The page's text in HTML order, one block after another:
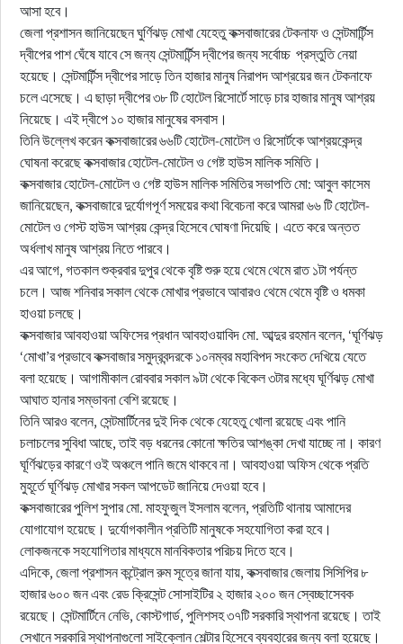
আসা হবে।
জেলা প্রশাসন জানিয়েছেন ঘুর্ণিঝড় মোখা যেহেতু কক্সবাজারের টেকনাফ ও সেন্টমার্টিন্স
দ্বীপের পাশ ঘেঁষে যাবে সে জন্য সেন্টমার্টিন্স দ্বীপের জন্য সর্বোচ্চ প্রস্তুতি নেয়া
হয়েছে। সেন্টমার্টিন্স দ্বীপের সাড়ে তিন হাজার মানুষ নিরাপদ আশ্রয়ের জন টেকনাফে
চলে এসেছে। এ ছাড়া দ্বীপের ৩৮ টি হোটেল রিসোর্টে সাড়ে চার হাজার মানুষ আশ্রয়
নিয়েছে। এই দ্বীপে ১০ হাজার মানুষের বসবাস।
তিনি উল্লেখ করেন কক্সবাজারের ৬৬টি হোটেল-মোটেল ও রিসোর্টকে আশ্রয়কেন্দ্র
ঘোষনা করেছে কক্সবাজার হোটেল-মোটেল ও গেষ্ট হাউস মালিক সমিতি।
কক্সবাজার হোটেল-মোটেল ও গেষ্ট হাউস মালিক সমিতির সভাপতি মো: আবুল কাসেম
জানিয়েছেন, কক্সবাজারে দুর্যোগপূর্ণ সময়ের কথা বিবেচনা করে আমরা ৬৬ টি হোটেল-
মোটেল ও গেস্ট হাউস আশ্রয় কেন্দ্র হিসেবে ঘোষণা দিয়েছি। এতে করে অন্তত
অর্ধলাখ মানুষ আশ্রয় নিতে পারবে।
এর আগে, গতকাল শুক্রবার দুপুর থেকে বৃষ্টি শুরু হয়ে থেমে থেমে রাত ১টা পর্যন্ত
চলে। আজ শনিবার সকাল থেকে মোখার প্রভাবে আবারও থেমে থেমে বৃষ্টি ও ধমকা
হাওয়া চলছে।
কক্সবাজার আবহাওয়া অফিসের প্রধান আবহাওয়াবিদ মো. আব্দুর রহমান বলেন, ‘ঘূর্ণিঝড়
‘মোখা’র প্রভাবে কক্সবাজার সমুদ্রবন্দরকে ১০নম্বর মহাবিপদ সংকেত দেখিয়ে যেতে
বলা হয়েছে। আগামীকাল রোববার সকাল ৯টা থেকে বিকেল ৩টার মধ্যে ঘূর্ণিঝড় মোখা
আঘাত হানার সম্ভাবনা বেশি রয়েছে।
তিনি আরও বলেন, সেন্টমার্টিনের দুই দিক থেকে যেহেতু খোলা রয়েছে এবং পানি
চলাচলের সুবিধা আছে, তাই বড় ধরনের কোনো ক্ষতির আশঙ্কা দেখা যাচ্ছে না। কারণ
ঘূর্ণিঝড়ের কারণে ওই অঞ্চলে পানি জমে থাকবে না। আবহাওয়া অফিস থেকে প্রতি
মুহূর্তে ঘূর্ণিঝড় মোখার সকল আপডেট জানিয়ে দেওয়া হবে।
কক্সবাজারের পুলিশ সুপার মো. মাহফুজুল ইসলাম বলেন, প্রতিটি থানায় আমাদের
যোগাযোগ হয়েছে। দুর্যোগকালীন প্রতিটি মানুষকে সহযোগিতা করা হবে।
লোকজনকে সহযোগিতার মাধ্যমে মানবিকতার পরিচয় দিতে হবে।
এদিকে, জেলা প্রশাসন কন্ট্রোল রুম সূত্রে জানা যায়, কক্সবাজার জেলায় সিসিপির ৮
হাজার ৬০০ জন এবং রেড ক্রিসেন্ট সোসাইটির ২ হাজার ২০০ জন স্বেচ্ছাসেবক
রয়েছে। সেন্টমার্টিনে নেভি, কোস্টগার্ড, পুলিশসহ ৩৭টি সরকারি স্থাপনা রয়েছে। তাই
সেখানে সরকারি স্থাপনাগুলো সাইক্লোন শেল্টার হিসেবে ব্যবহারের জন্য বলা হয়েছে।